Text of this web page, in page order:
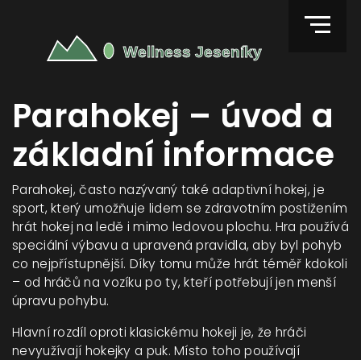
Parahokej – úvod a
základní informace
Parahokej, často nazývaný také adaptivní hokej, je
sport, který umožňuje lidem se zdravotním postižením
hrát hokej na ledě i mimo ledovou plochu. Hra používá
speciální výbavu a upravená pravidla, aby byl pohyb
co nejpřístupnější. Díky tomu může hrát téměř kdokoli
– od hráčů na vozíku po ty, kteří potřebují jen menší
úpravu pohybu.
Hlavní rozdíl oproti klasickému hokeji je, že hráči
nevyužívají hokejky a puk. Místo toho používají